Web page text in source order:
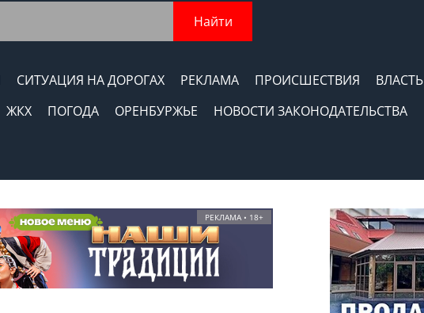
Найти
СИТУАЦИЯ НА ДОРОГАХ РЕКЛАМА ПРОИСШЕСТВИЯ
ВЛАСТЬ
ЖКХ ПОГОДА ОРЕНБУРЖЬЕ
НОВОСТИ ЗАКОНОДАТЕЛЬСТВА
РЕКЛАМА • 18+